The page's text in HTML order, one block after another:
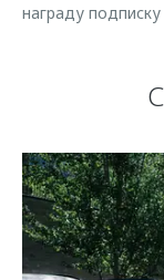
награду